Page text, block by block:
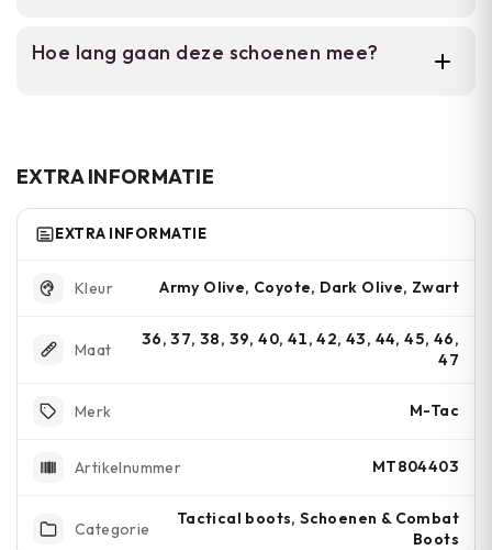
keuzes. Kaki en coyote passen beter in
Hoe lang gaan deze schoenen mee?
EXTRA INFORMATIE
EXTRA INFORMATIE
Kleur Army Olive, Coyote, Dark Olive, Zwart
Maat
36, 37, 38, 39, 40, 41, 42, 43, 44, 45, 46,
47
Merk M-Tac
Artikelnummer MT804403
Categorie
Tactical boots, Schoenen & Combat
Boots